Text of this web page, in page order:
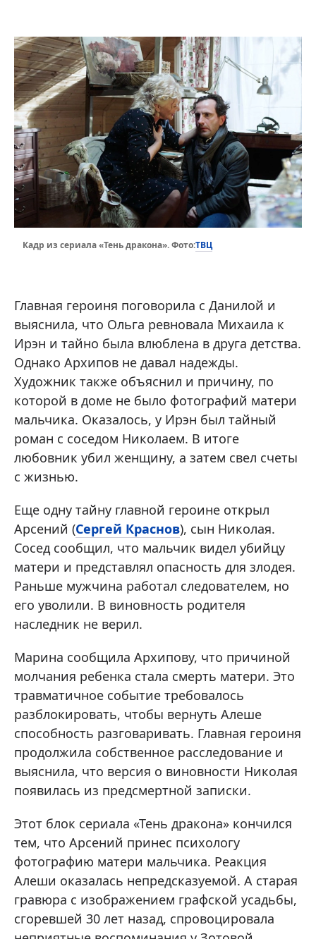
Кадр из сериала «Тень дракона». Фото:ТВЦ
Главная героиня поговорила с Данилой и
выяснила, что Ольга ревновала Михаила к
Ирэн и тайно была влюблена в друга детства.
Однако Архипов не давал надежды.
Художник также объяснил и причину, по
которой в доме не было фотографий матери
мальчика. Оказалось, у Ирэн был тайный
роман с соседом Николаем. В итоге
любовник убил женщину, а затем свел счеты
с жизнью.
Еще одну тайну главной героине открыл
Арсений (Сергей Краснов), сын Николая.
Сосед сообщил, что мальчик видел убийцу
матери и представлял опасность для злодея.
Раньше мужчина работал следователем, но
его уволили. В виновность родителя
наследник не верил.
Марина сообщила Архипову, что причиной
молчания ребенка стала смерть матери. Это
травматичное событие требовалось
разблокировать, чтобы вернуть Алеше
способность разговаривать. Главная героиня
продолжила собственное расследование и
выяснила, что версия о виновности Николая
появилась из предсмертной записки.
Этот блок сериала «Тень дракона» кончился
тем, что Арсений принес психологу
фотографию матери мальчика. Реакция
Алеши оказалась непредсказуемой. А старая
гравюра с изображением графской усадьбы,
сгоревшей 30 лет назад, спровоцировала